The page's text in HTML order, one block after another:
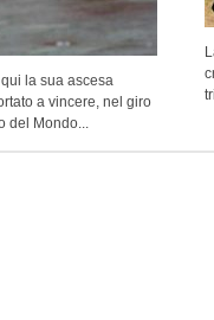
la sua ascesa
a vincere, nel giro
Mondo...